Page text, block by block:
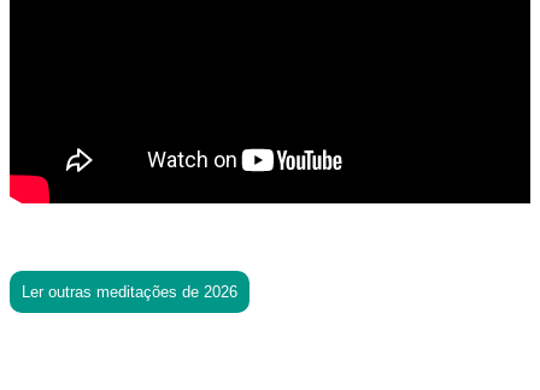
Ler outras meditações de 2026